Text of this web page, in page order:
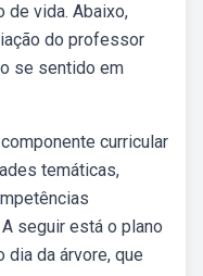
de vida. Abaixo,
do professor
se sentido em
curricular
temáticas,
seguir está o plano
dia da árvore, que